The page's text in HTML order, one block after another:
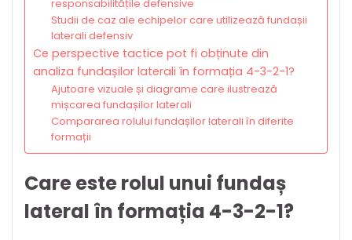
responsabilitățile defensive
Studii de caz ale echipelor care utilizează fundașii
laterali defensiv
Ce perspective tactice pot fi obținute din
analiza fundașilor laterali în formația 4-3-2-1?
Ajutoare vizuale și diagrame care ilustrează
mișcarea fundașilor laterali
Compararea rolului fundașilor laterali în diferite
formații
Care este rolul unui fundaș
lateral în formația 4-3-2-1?